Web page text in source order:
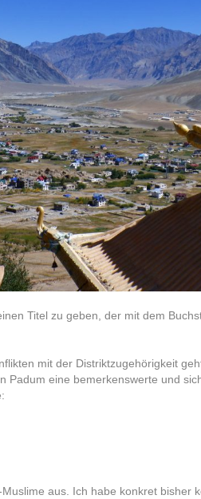
Titel zu geben, der mit dem
mit der Distriktzugehörigkeit
eine bemerkenswerte und
aus. Ich habe konkret